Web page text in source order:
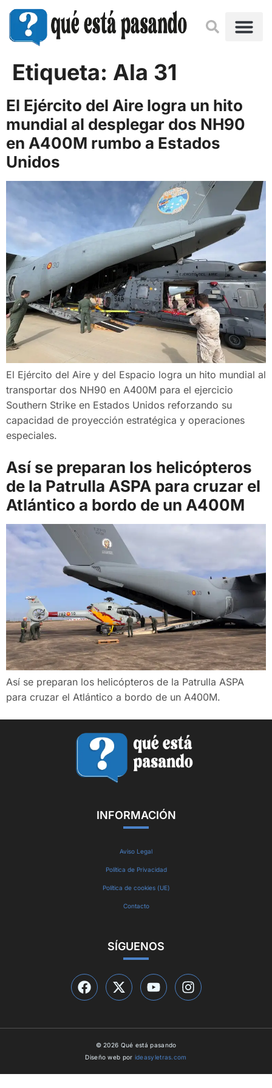
Etiqueta: Ala 31
El Ejército del Aire logra un hito
mundial al desplegar dos NH90
en A400M rumbo a Estados
Unidos
El Ejército del Aire y del Espacio logra un hito mundial al
transportar dos NH90 en A400M para el ejercicio
Southern Strike en Estados Unidos reforzando su
capacidad de proyección estratégica y operaciones
especiales.
Así se preparan los helicópteros
de la Patrulla ASPA para cruzar el
Atlántico a bordo de un A400M
Así se preparan los helicópteros de la Patrulla ASPA
para cruzar el Atlántico a bordo de un A400M.
INFORMACIÓN
Aviso Legal
Política de Privacidad
Política de cookies (UE)
Contacto
SÍGUENOS
© 2026 Qué está pasando
Diseño web por ideasyletras.com